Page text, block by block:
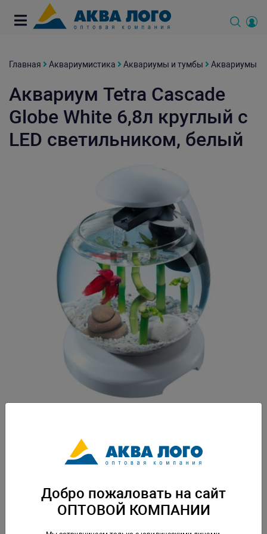
Главная Аквариумистика Аквариумы и тумбы Аквариумы
Аквариум Tetra Cascade
Globe White 6,8л круглый с
LED светильником, белый
Уникальный дизайн и привлекательные свойства. Удобство - прост в
использовании, технология быстрого начала работы «plug-and-play»,
Скачать каталогДобро пожаловать на сайт
ОПТОВОЙ КОМПАНИИ